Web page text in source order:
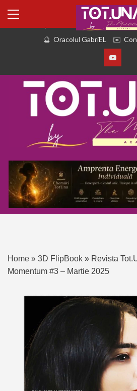
august 6, 2026
eBook Revistă
Oracolul GabriEL
Home » 3D FlipBook » Revista
Momentum #3 – Martie 2025